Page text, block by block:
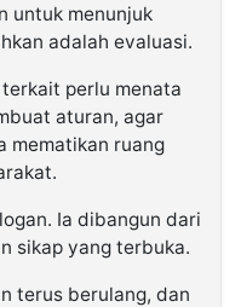
untuk menunjuk
adalah evaluasi.
perlu menata
aturan, agar
mematikan ruang
Ia dibangun dari
sikap yang terbuka.
terus berulang, dan